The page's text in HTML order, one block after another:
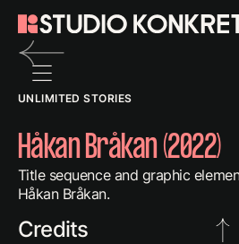
to
page
UNLIMITED STORIES
Håkan Bråkan (2022)
Title sequence and graphic
Håkan Bråkan.
Credits